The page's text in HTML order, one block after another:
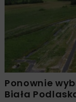
Ponownie
Biała